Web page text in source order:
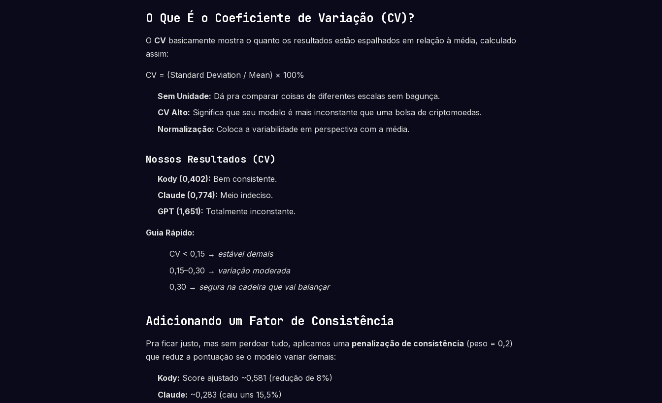
O Que É o Coeficiente de Variação (CV)?
O CV basicamente mostra o quanto os resultados estão espalhados em relação à média, calculado
assim:
CV = (Standard Deviation / Mean) × 100%
Sem Unidade: Dá pra comparar coisas de diferentes escalas sem bagunça.
CV Alto: Significa que seu modelo é mais inconstante que uma bolsa de criptomoedas.
Normalização: Coloca a variabilidade em perspectiva com a média.
Nossos Resultados (CV)
Kody (0,402): Bem consistente.
Claude (0,774): Meio indeciso.
GPT (1,651): Totalmente inconstante.
Guia Rápido:
CV < 0,15 → estável demais
0,15–0,30 → variação moderada
0,30 → segura na cadeira que vai balançar
Adicionando um Fator de Consistência
Pra ficar justo, mas sem perdoar tudo, aplicamos uma penalização de consistência (peso = 0,2)
que reduz a pontuação se o modelo variar demais:
Kody: Score ajustado ~0,581 (redução de 8%)
Claude: ~0,283 (caiu uns 15,5%)